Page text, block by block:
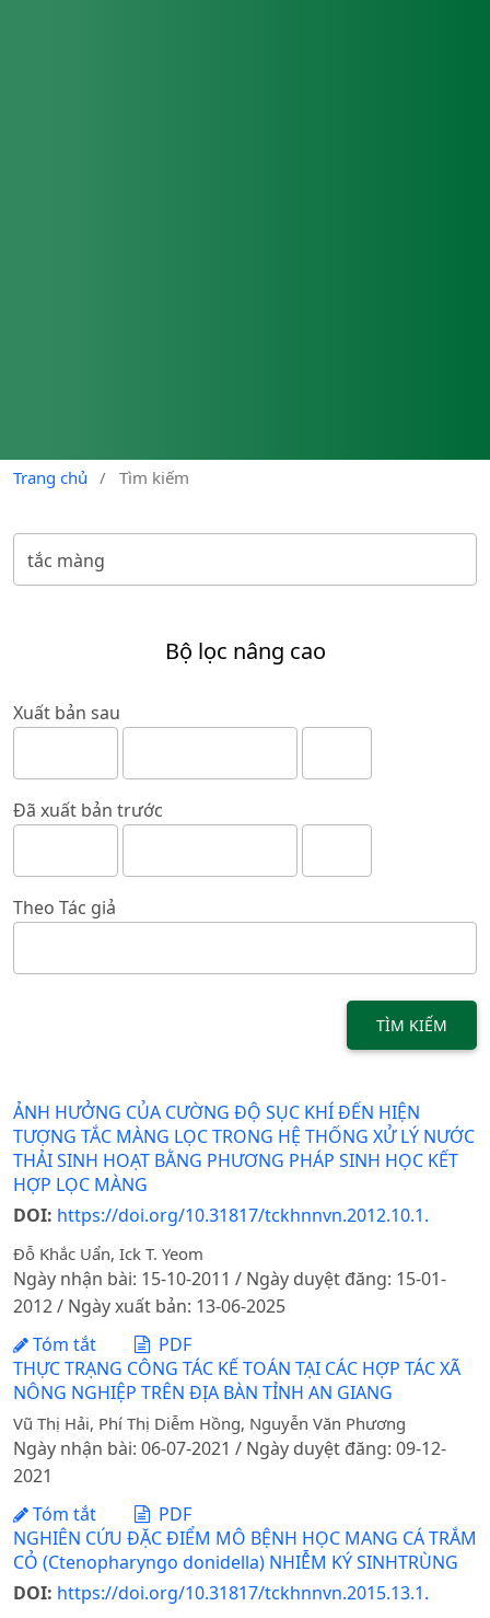
Trang chủ / Tìm kiếm
Bộ lọc nâng cao
Xuất bản sau
Đã xuất bản trước
Theo Tác giả
TÌM KIẾM
ẢNH HƯỞNG CỦA CƯỜNG ĐỘ SỤC KHÍ ĐẾN HIỆN
TƯỢNG TẮC MÀNG LỌC TRONG HỆ THỐNG XỬ LÝ NƯỚC
THẢI SINH HOẠT BẰNG PHƯƠNG PHÁP SINH HỌC KẾT
HỢP LỌC MÀNG
DOI: https://doi.org/10.31817/tckhnnvn.2012.10.1.
Đỗ Khắc Uẩn, Ick T. Yeom
Ngày nhận bài: 15-10-2011 / Ngày duyệt đăng: 15-01-
2012 / Ngày xuất bản: 13-06-2025
Tóm tắt
PDF
THỰC TRẠNG CÔNG TÁC KẾ TOÁN TẠI CÁC HỢP TÁC XÃ
NÔNG NGHIỆP TRÊN ĐỊA BÀN TỈNH AN GIANG
Vũ Thị Hải, Phí Thị Diễm Hồng, Nguyễn Văn Phương
Ngày nhận bài: 06-07-2021 / Ngày duyệt đăng: 09-12-
2021
Tóm tắt
PDF
NGHIÊN CỨU ĐẶC ĐIỂM MÔ BỆNH HỌC MANG CÁ TRẮM
CỎ (Ctenopharyngo donidella) NHIỄM KÝ SINHTRÙNG
DOI: https://doi.org/10.31817/tckhnnvn.2015.13.1.